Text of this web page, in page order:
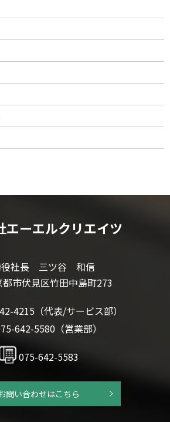
エーエルクリエイツ
役社長 三ツ谷 和信
市伏見区竹田中島町273
4215（代表/サービス部）
642-5580（営業部）
075-642-5583
問い合わせはこちら